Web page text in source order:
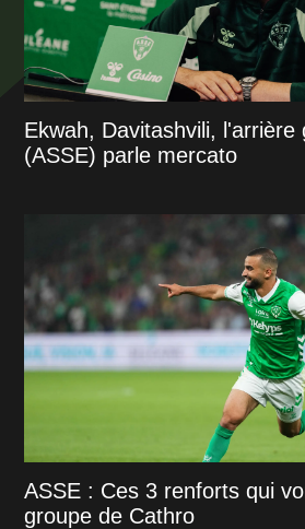
Ekwah, Davitashvili,
(ASSE) parle mercato
ASSE : Ces 3 renforts qui
groupe de Cathro